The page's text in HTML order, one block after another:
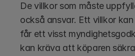
De villkor som måste
också ansvar. Ett villkor
får ett visst
kan kräva att köparen